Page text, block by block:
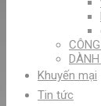
Khuyến mại
Tin tức